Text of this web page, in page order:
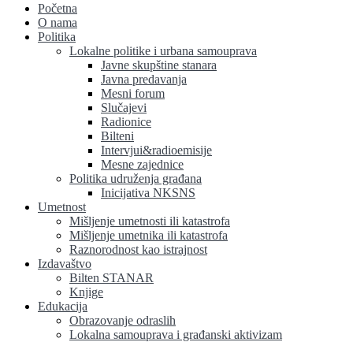
Početna
O nama
Politika
Lokalne politike i urbana samouprava
Javne skupštine stanara
Javna predavanja
Mesni forum
Slučajevi
Radionice
Bilteni
Intervjui&radioemisije
Mesne zajednice
Politika udruženja građana
Inicijativa NKSNS
Umetnost
Mišljenje umetnosti ili katastrofa
Mišljenje umetnika ili katastrofa
Raznorodnost kao istrajnost
Izdavaštvo
Bilten STANAR
Knjige
Edukacija
Obrazovanje odraslih
Lokalna samouprava i građanski aktivizam